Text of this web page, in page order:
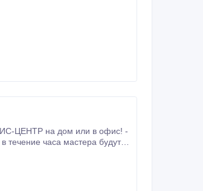
ЦЕНТР на дом или в офис! -
часа мастера будут у